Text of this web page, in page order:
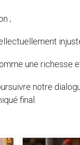
;
une richesse
notre
final.